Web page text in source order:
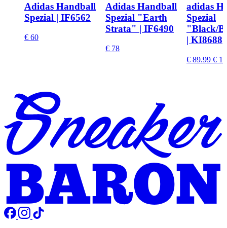
Adidas Handball
Spezial | IF6562
€ 60
Adidas Handball
Spezial "Earth
Strata" | IF6490
€ 78
adidas
Spezial
"Black/
| KI8688
€ 89.99 €